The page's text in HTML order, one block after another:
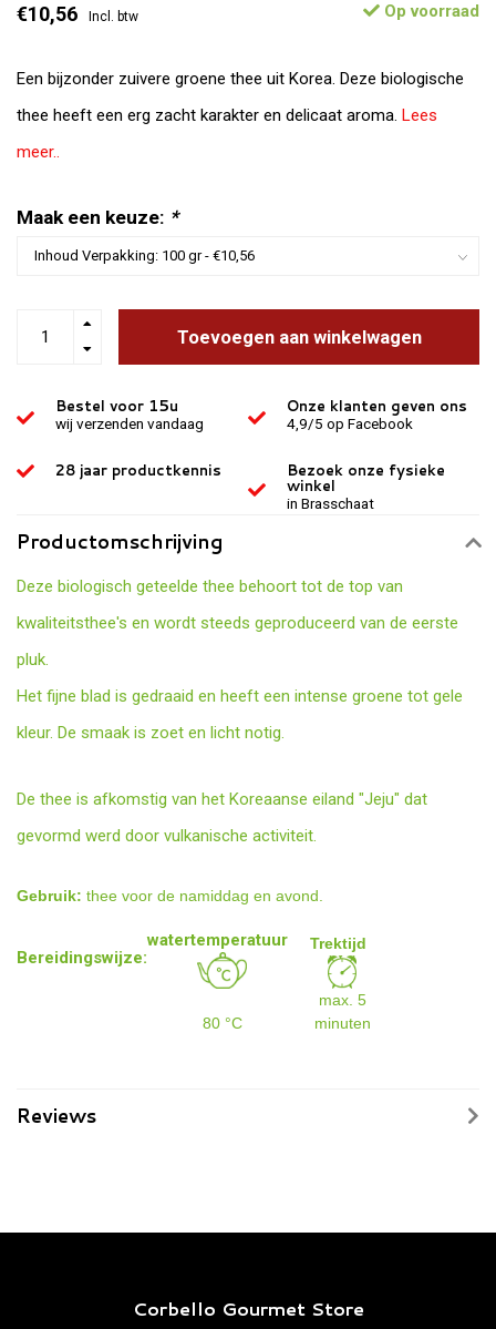
€10,56 Incl. btw Op voorraad
Een bijzonder zuivere groene thee uit Korea. Deze biologische
thee heeft een erg zacht karakter en delicaat aroma. Lees
meer..
Maak een keuze: *
Toevoegen aan winkelwagen
Bestel voor 15u
wij verzenden vandaag
Onze klanten geven ons
4,9/5 op Facebook
28 jaar productkennis Bezoek onze fysieke
winkel
in Brasschaat
Productomschrijving
Deze biologisch geteelde thee behoort tot de top van
kwaliteitsthee's en wordt steeds geproduceerd van de eerste
pluk.
Het fijne blad is gedraaid en heeft een intense groene tot gele
kleur. De smaak is zoet en licht notig.
De thee is afkomstig van het Koreaanse eiland "Jeju" dat
gevormd werd door vulkanische activiteit.
Gebruik: thee voor de namiddag en avond.
Bereidingswijze:
watertemperatuur Trektijd
80 °C
max. 5
minuten
Reviews
Corbello Gourmet Store